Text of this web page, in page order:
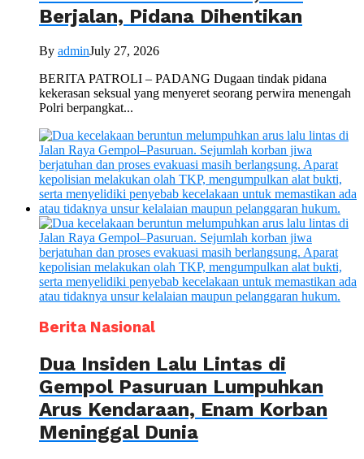
Berjalan, Pidana Dihentikan
By adminJuly 27, 2026
BERITA PATROLI – PADANG Dugaan tindak pidana
kekerasan seksual yang menyeret seorang perwira menengah
Polri berpangkat...
Berita Nasional
Dua Insiden Lalu Lintas di
Gempol Pasuruan Lumpuhkan
Arus Kendaraan, Enam Korban
Meninggal Dunia